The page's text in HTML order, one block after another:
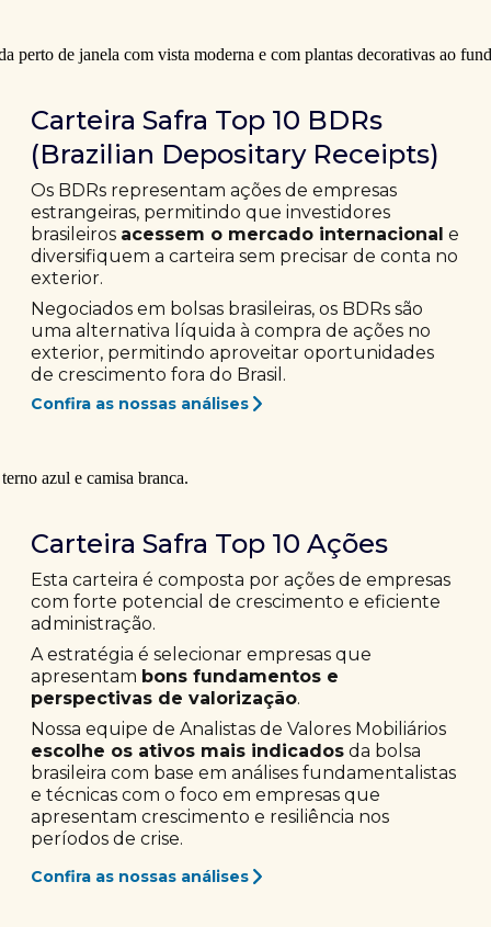
Carteira Safra Top 10 BDRs
(Brazilian Depositary Receipts)
Os BDRs representam ações de empresas
estrangeiras, permitindo que investidores
brasileiros acessem o mercado internacional e
diversifiquem a carteira sem precisar de conta no
exterior.
Negociados em bolsas brasileiras, os BDRs são
uma alternativa líquida à compra de ações no
exterior, permitindo aproveitar oportunidades
de crescimento fora do Brasil.
Confira as nossas análises
Carteira Safra Top 10 Ações
Esta carteira é composta por ações de empresas
com forte potencial de crescimento e eficiente
administração.
A estratégia é selecionar empresas que
apresentam bons fundamentos e
perspectivas de valorização.
Nossa equipe de Analistas de Valores Mobiliários
escolhe os ativos mais indicados da bolsa
brasileira com base em análises fundamentalistas
e técnicas com o foco em empresas que
apresentam crescimento e resiliência nos
períodos de crise.
Confira as nossas análises